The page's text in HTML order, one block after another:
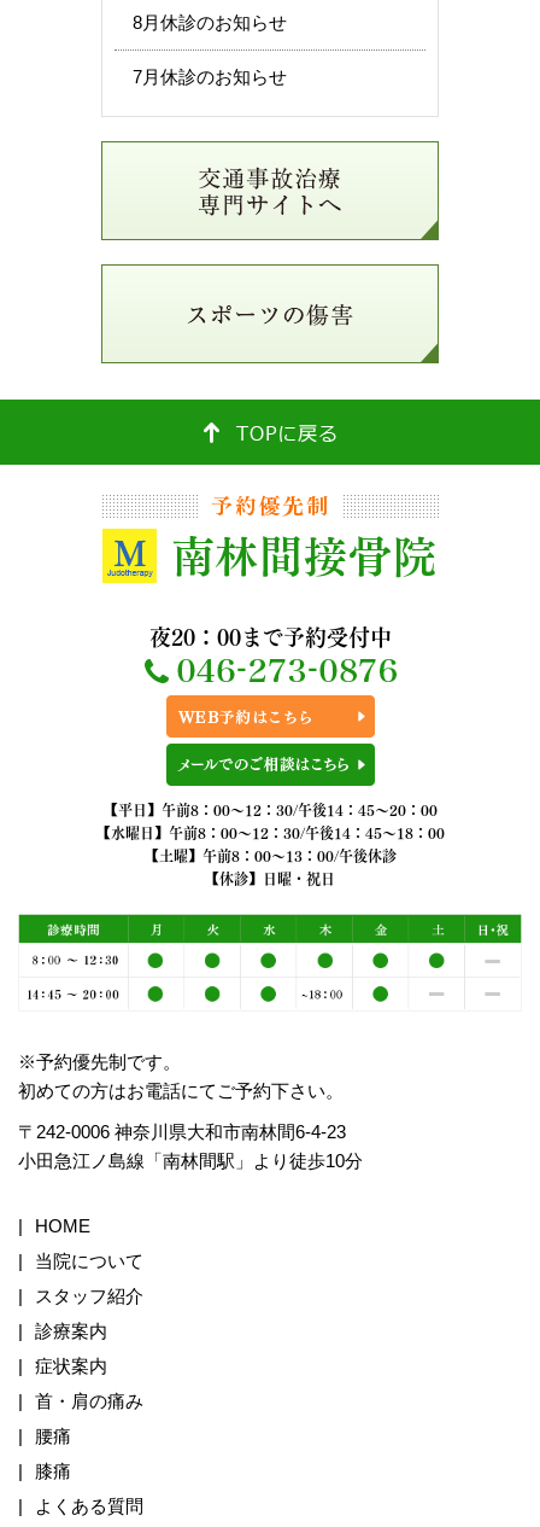
8月休診のお知らせ
7月休診のお知らせ
夜20：00まで予約受付中
【平日】午前8：00～12：30/午後14：45～20：00
【水曜日】午前8：00～12：30/午後14：45～18：00
【土曜】午前8：00～13：00/午後休診
【休診】日曜・祝日
※予約優先制です。
初めての方はお電話にてご予約下さい。
〒242-0006 神奈川県大和市南林間6-4-23
小田急江ノ島線「南林間駅」より徒歩10分
HOME
当院について
スタッフ紹介
診療案内
症状案内
首・肩の痛み
腰痛
膝痛
よくある質問